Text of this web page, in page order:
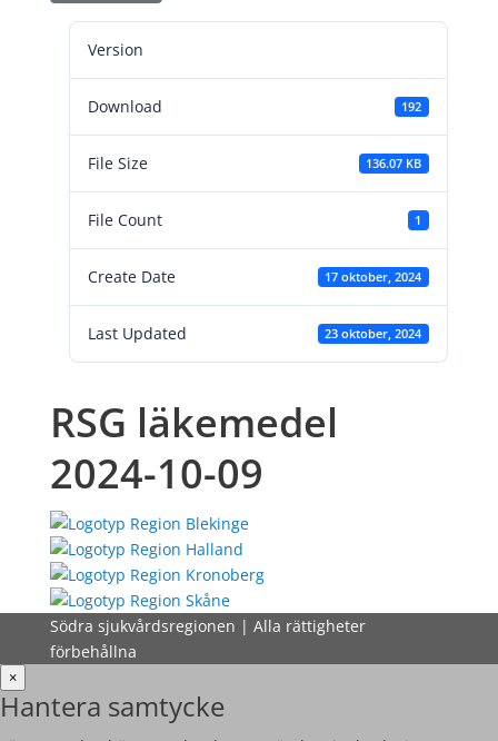
Version
Download 192
File Size 136.07 KB
File Count 1
Create Date 17 oktober, 2024
Last Updated 23 oktober, 2024
RSG läkemedel
2024-10-09
Södra sjukvårdsregionen | Alla rättigheter
förbehållna
×
Hantera samtycke